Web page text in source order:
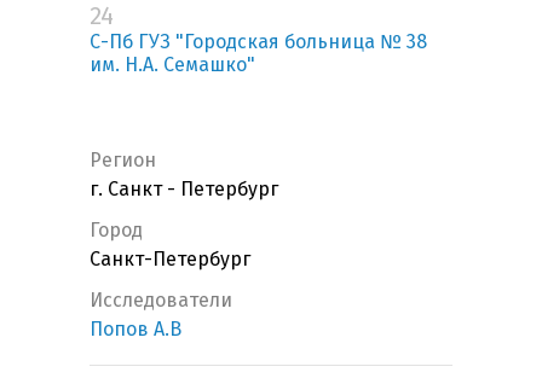
24
С-Пб ГУЗ "Городская больница № 38
им. Н.А. Семашко"
Регион
г. Санкт - Петербург
Город
Санкт-Петербург
Исследователи
Попов А.В